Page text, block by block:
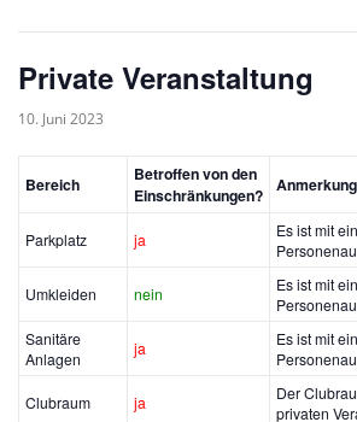
Private Veranstaltung
10. Juni 2023
Bereich
Betroffen von den
Einschränkungen?
Parkplatz ja
Es ist mit
Umkleiden nein
Es ist mit
Sanitäre
Anlagen
ja
Es ist mit
Clubraum ja
Der
privaten